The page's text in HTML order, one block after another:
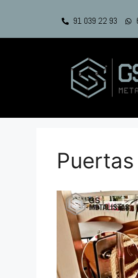
91 039 22 93